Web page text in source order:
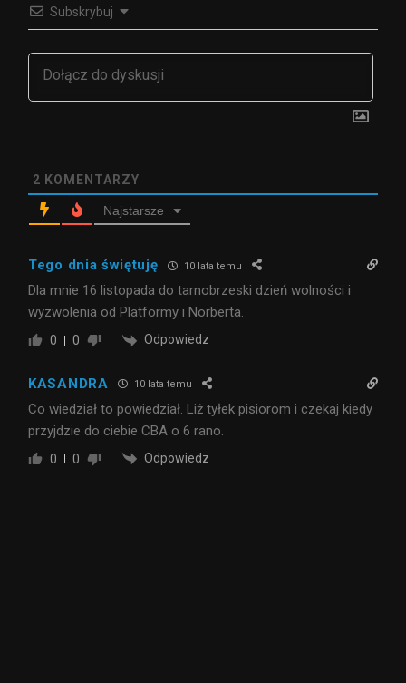
Subskrybuj
2 KOMENTARZY
Najstarsze
Tego dnia świętuję 10 lata temu
Dla mnie 16 listopada do tarnobrzeski dzień wolności i
wyzwolenia od Platformy i Norberta.
0 0 Odpowiedz
KASANDRA 10 lata temu
Co wiedział to powiedział. Liż tyłek pisiorom i czekaj kiedy
przyjdzie do ciebie CBA o 6 rano.
0 0 Odpowiedz